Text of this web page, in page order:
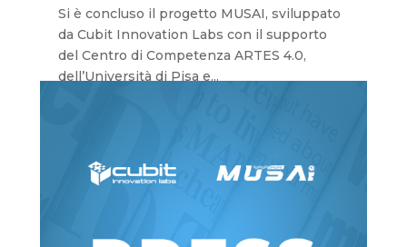
Si è concluso il progetto MUSAI, sviluppato
da Cubit Innovation Labs con il supporto
del Centro di Competenza ARTES 4.0,
dell’Università di Pisa e...